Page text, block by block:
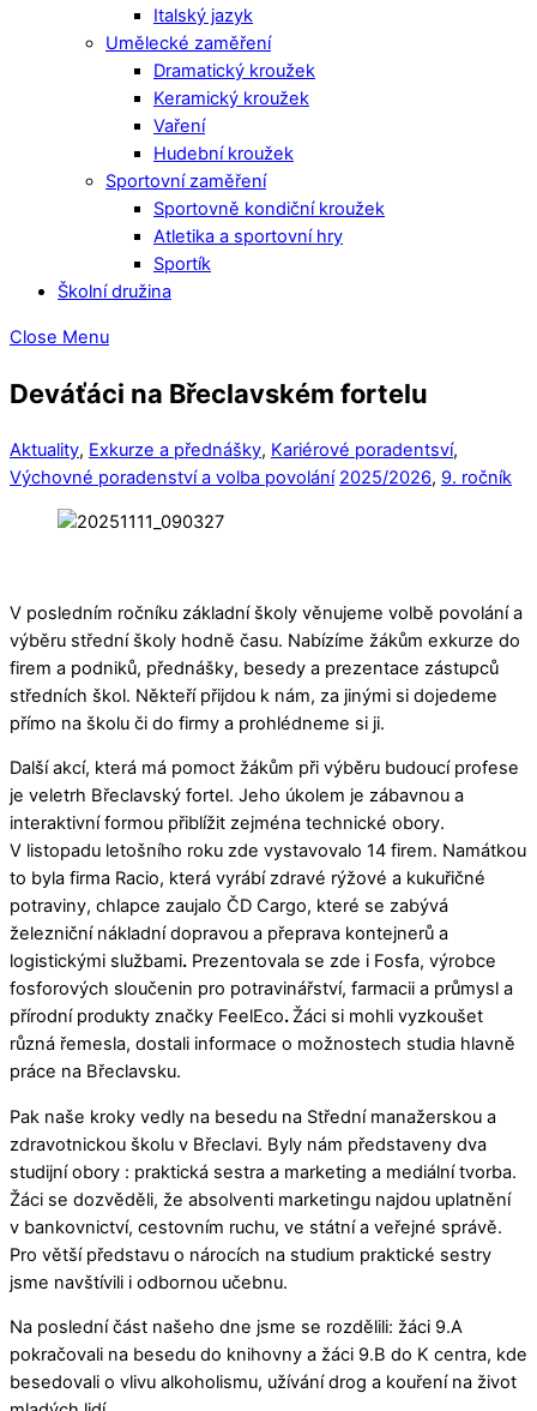
Italský jazyk
Umělecké zaměření
Dramatický kroužek
Keramický kroužek
Vaření
Hudební kroužek
Sportovní zaměření
Sportovně kondiční kroužek
Atletika a sportovní hry
Sportík
Školní družina
Close Menu
Deváťáci na Břeclavském fortelu
Aktuality, Exkurze a přednášky, Kariérové poradentsví,
Výchovné poradenství a volba povolání 2025/2026, 9. ročník
V posledním ročníku základní školy věnujeme volbě povolání a
výběru střední školy hodně času. Nabízíme žákům exkurze do
firem a podniků, přednášky, besedy a prezentace zástupců
středních škol. Někteří přijdou k nám, za jinými si dojedeme
přímo na školu či do firmy a prohlédneme si ji.
Další akcí, která má pomoct žákům při výběru budoucí profese
je veletrh Břeclavský fortel. Jeho úkolem je zábavnou a
interaktivní formou přiblížit zejména technické obory.
V listopadu letošního roku zde vystavovalo 14 firem. Namátkou
to byla firma Racio, která vyrábí zdravé rýžové a kukuřičné
potraviny, chlapce zaujalo ČD Cargo, které se zabývá
železniční nákladní dopravou a přeprava kontejnerů a
logistickými službami. Prezentovala se zde i Fosfa, výrobce
fosforových sloučenin pro potravinářství, farmacii a průmysl a
přírodní produkty značky FeelEco. Žáci si mohli vyzkoušet
různá řemesla, dostali informace o možnostech studia hlavně
práce na Břeclavsku.
Pak naše kroky vedly na besedu na Střední manažerskou a
zdravotnickou školu v Břeclavi. Byly nám představeny dva
studijní obory : praktická sestra a marketing a mediální tvorba.
Žáci se dozvěděli, že absolventi marketingu najdou uplatnění
v bankovnictví, cestovním ruchu, ve státní a veřejné správě.
Pro větší představu o nárocích na studium praktické sestry
jsme navštívili i odbornou učebnu.
Na poslední část našeho dne jsme se rozdělili: žáci 9.A
pokračovali na besedu do knihovny a žáci 9.B do K centra, kde
besedovali o vlivu alkoholismu, užívání drog a kouření na život